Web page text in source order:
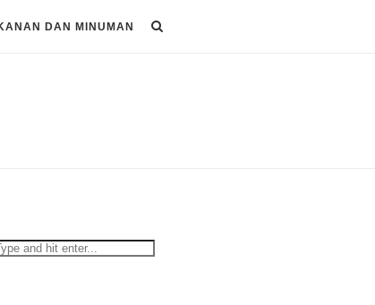
DAN MINUMAN